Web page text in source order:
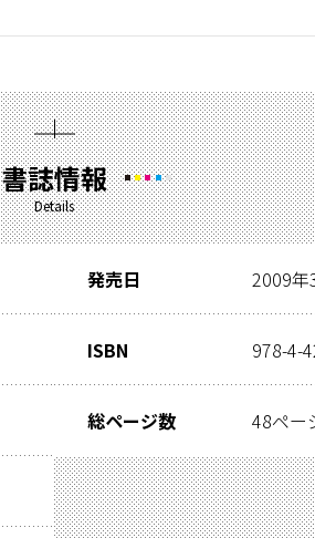
書誌情報
Details
発売日 2009年
ISBN 978-4-
総ページ数 48ペー